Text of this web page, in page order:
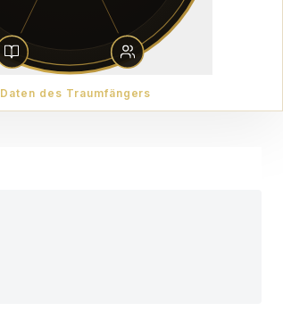
Daten des Traumfängers